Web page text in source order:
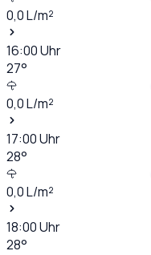
0,0L/m²
16:00Uhr
27°
0,0L/m²
17:00Uhr
28°
0,0L/m²
18:00Uhr
28°